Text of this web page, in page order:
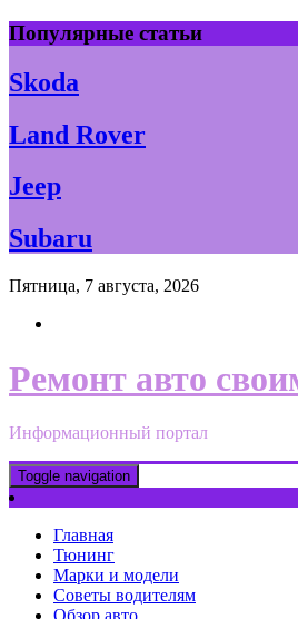
Skip
to
content
Популярные статьи
Skoda
Land Rover
Jeep
Subaru
Пятница, 7 августа, 2026
Ремонт авто
Информационный портал
Toggle navigation
Главная
Тюнинг
Марки и модели
Советы водителям